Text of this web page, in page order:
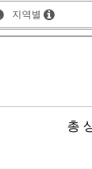
지역별
총